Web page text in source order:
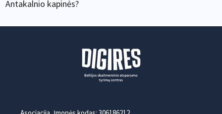
Antakalnio kapinės?